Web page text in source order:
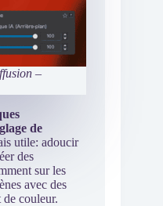
–
de
utile: adoucir
des
sur les
avec des
couleur.